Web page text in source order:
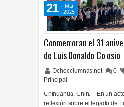
Conmemoran el 31
de Luis Donaldo Colosio
Ochocolumnas.net 0
Principal
Chihuahua, Chih. – En un
reflexión sobre el legado de
21
Mar
2025